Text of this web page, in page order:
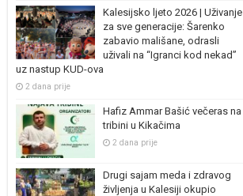
Kalesijsko ljeto 2026 | Uživanje
za sve generacije: Šarenko
zabavio mališane, odrasli
uživali na “Igranci kod nekad”
uz nastup KUD-ova
2 dana prije
Hafiz Ammar Bašić večeras na
tribini u Kikačima
2 dana prije
Drugi sajam meda i zdravog
življenja u Kalesiji okupio